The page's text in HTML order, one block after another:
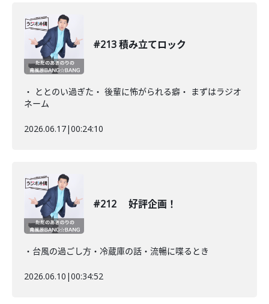
#213 積み立てロック
・ ととのい過ぎた・ 後輩に怖がられる癖・ まずはラジオ
ネーム
2026.06.17|00:24:10
#212 好評企画！
・台風の過ごし方・冷蔵庫の話・流暢に喋るとき
2026.06.10 |00:34:52